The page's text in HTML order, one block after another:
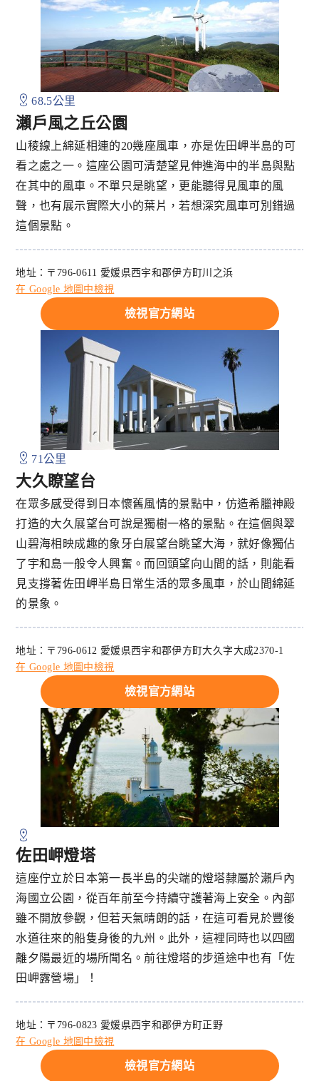
68.5公里
瀨戶風之丘公園
山稜線上綿延相連的20幾座風車，亦是佐田岬半島的可
看之處之一。這座公園可清楚望見伸進海中的半島與點
在其中的風車。不單只是眺望，更能聽得見風車的風
聲，也有展示實際大小的葉片，若想深究風車可別錯過
這個景點。
地址：〒796-0611 愛媛県西宇和郡伊方町川之浜
在 Google 地圖中檢視
檢視官方網站
71公里
大久瞭望台
在眾多感受得到日本懷舊風情的景點中，仿造希臘神殿
打造的大久展望台可說是獨樹一格的景點。在這個與翠
山碧海相映成趣的象牙白展望台眺望大海，就好像獨佔
了宇和島一般令人興奮。而回頭望向山間的話，則能看
見支撐著佐田岬半島日常生活的眾多風車，於山間綿延
的景象。
地址：〒796-0612 愛媛県西宇和郡伊方町大久字大成2370-1
在 Google 地圖中檢視
檢視官方網站
佐田岬燈塔
這座佇立於日本第一長半島的尖端的燈塔隸屬於瀨戶內
海國立公園，從百年前至今持續守護著海上安全。內部
雖不開放參觀，但若天氣晴朗的話，在這可看見於豐後
水道往來的船隻身後的九州。此外，這裡同時也以四國
離夕陽最近的場所聞名。前往燈塔的步道途中也有「佐
田岬露營場」！
地址：〒796-0823 愛媛県西宇和郡伊方町正野
在 Google 地圖中檢視
檢視官方網站